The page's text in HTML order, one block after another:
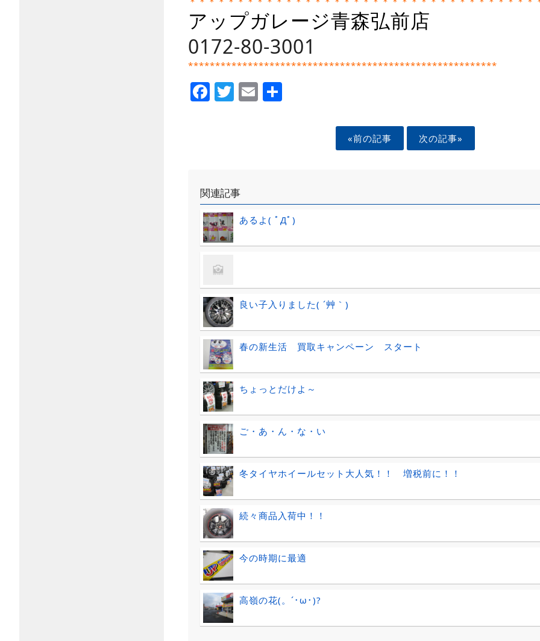
アップガレージ青森弘前店
0172-80-3001
*********************************************************
Facebook
Twitter
Email
«前の記事 次の記事»
関連記事
あるよ( ﾟДﾟ)
良い子入りました( ´艸｀)
春の新生活 買取キャンペーン スタート
ちょっとだけよ～
ご・あ・ん・な・い
冬タイヤホイールセット大人気！！ 増税前に！！
続々商品入荷中！！
今の時期に最適
高嶺の花(。´･ω･)?